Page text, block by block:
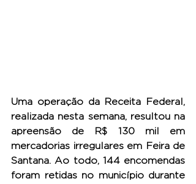
Uma operação da Receita Federal,
realizada nesta semana, resultou na
apreensão de R$ 130 mil em
mercadorias irregulares em Feira de
Santana. Ao todo, 144 encomendas
foram retidas no município durante